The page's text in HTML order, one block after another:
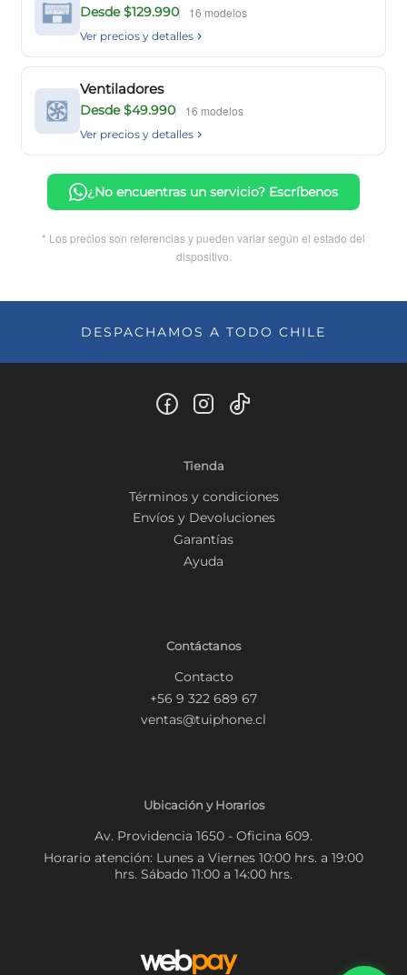
Desde $129.990 16 modelos
Ver precios y detalles
Ventiladores
Desde $49.990 16 modelos
Ver precios y detalles
¿No encuentras un servicio? Escríbenos
* Los precios son referencias y pueden variar según el estado del
dispositivo.
DESPACHAMOS A TODO CHILE
Tienda
Términos y condiciones
Envíos y Devoluciones
Garantías
Ayuda
Contáctanos
Contacto
+56 9 322 689 67
ventas@tuiphone.cl
Ubicación y Horarios
Av. Providencia 1650 - Oficina 609.
Horario atención: Lunes a Viernes 10:00 hrs. a 19:00
hrs. Sábado 11:00 a 14:00 hrs.